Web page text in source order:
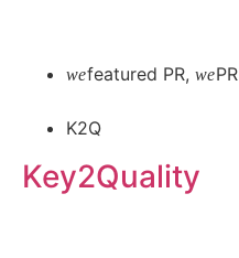
featured PR, PR
K2Q
Key2Quality